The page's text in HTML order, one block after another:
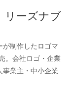
リーズナブ
が制作したロゴマ
。会社ロゴ・企業
事業主・中小企業